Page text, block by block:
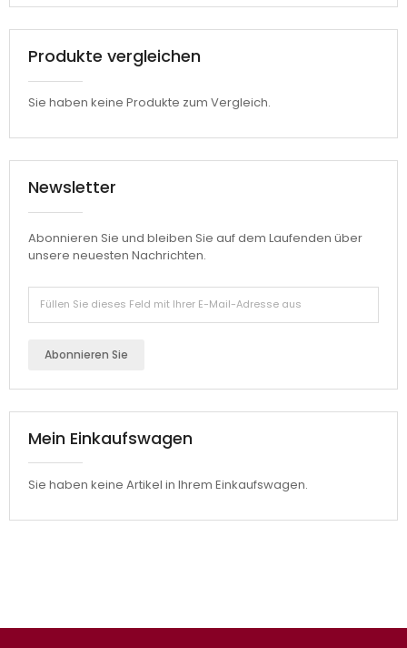
Produkte vergleichen
Sie haben keine Produkte zum Vergleich.
Newsletter
Abonnieren Sie und bleiben Sie auf dem Laufenden über
unsere neuesten Nachrichten.
Abonnieren Sie
Mein Einkaufswagen
Sie haben keine Artikel in Ihrem Einkaufswagen.